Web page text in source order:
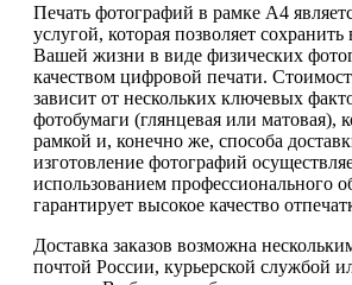
Печать фотографий в рамке А4
услугой, которая позволяет
Вашей жизни в виде физических
качеством цифровой печати.
зависит от нескольких ключевых
фотобумаги (глянцевая или матовая),
рамкой и, конечно же, способа
изготовление фотографий
использованием профессионального
гарантирует высокое качество
Доставка заказов возможна
почтой России, курьерской службой